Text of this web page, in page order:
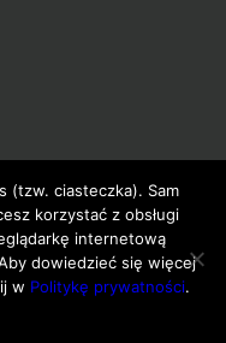
Ta strona
prywatności
(tzw. ciasteczka). Sam
korzystać z obsługi
internetową
dowiedzieć się więcej
w Politykę prywatności.